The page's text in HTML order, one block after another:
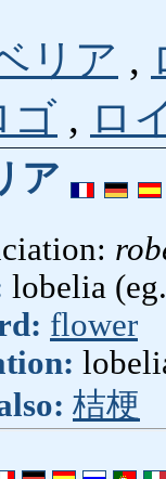
リア ,
ゴ , ロ
ア
lobelia
flower
桔梗